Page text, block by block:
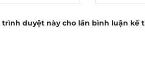
duyệt này cho lần bình luận kế